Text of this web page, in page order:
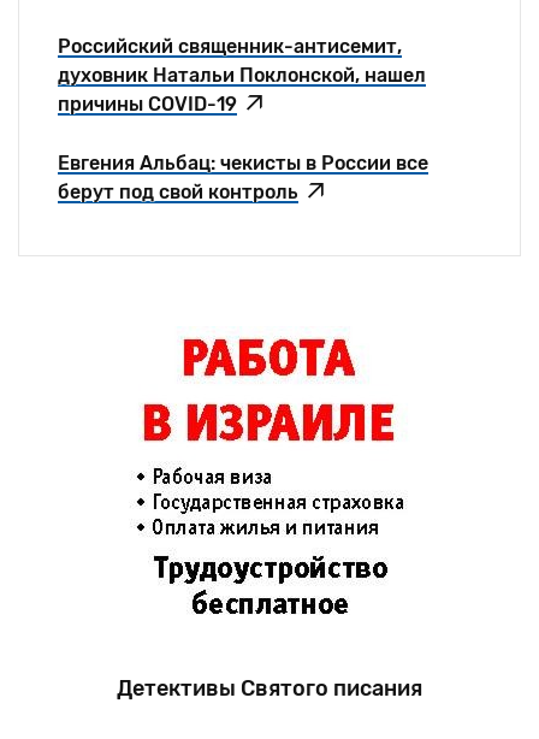
Российский священник-антисемит,
духовник Натальи Поклонской, нашел
причины COVID-19
Евгения Альбац: чекисты в России все
берут под свой контроль
Детективы Святого писания